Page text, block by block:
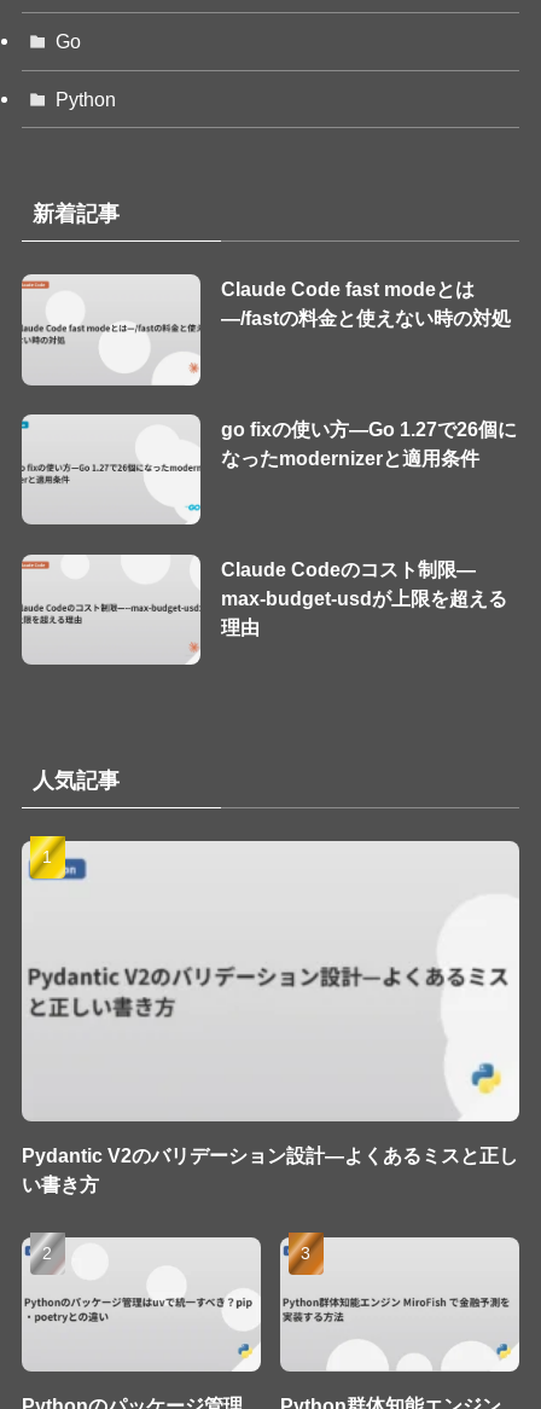
Go
Python
新着記事
Claude Code fast modeとは
—/fastの料金と使えない時の対処
go fixの使い方—Go 1.27で26個に
なったmodernizerと適用条件
Claude Codeのコスト制限—
max-budget-usdが上限を超える
理由
人気記事
Pydantic V2のバリデーション設計—よくあるミスと正し
い書き方